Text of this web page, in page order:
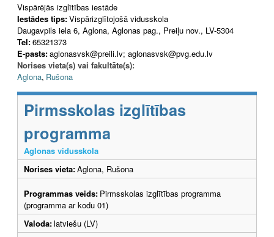
Vispārējās izglītības iestāde
Iestādes tips:Vispārizglītojošā vidusskola
Daugavpils iela 6, Aglona, Aglonas pag., Preiļu nov., LV-5304
Tel:65321373
E-pasts:aglonasvsk@preili.lv; aglonasvsk@pvg.edu.lv
Norises vieta(s) vai fakultāte(s):
Aglona, Rušona
Pirmsskolas izglītības
programma
Aglonas vidusskola
Norises vieta:Aglona, Rušona
Programmas veids: Pirmsskolas izglītības programma
(programma ar kodu 01)
Valoda:latviešu (LV)